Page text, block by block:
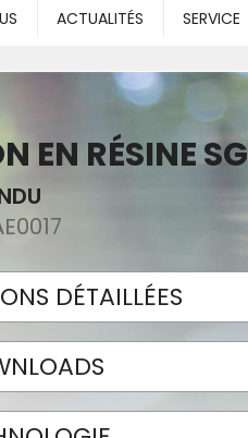
ACTUALITÉS SERVICE
EN RÉSINE SG
DÉTAILLÉES